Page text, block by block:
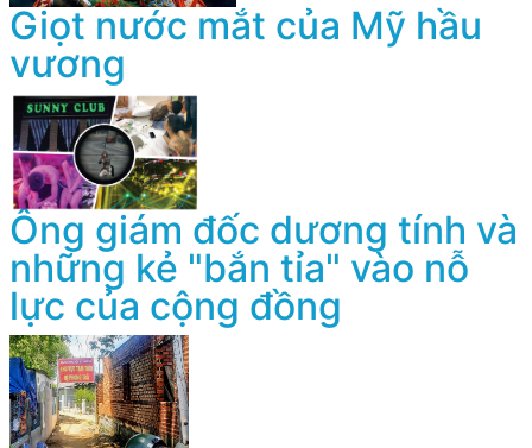
Giọt nước mắt của Mỹ hầu
vương
Ông giám đốc dương tính và
những kẻ "bắn tỉa" vào nỗ
lực của cộng đồng